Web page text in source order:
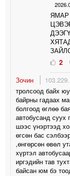
2
Зочин
тролсоод байх
байрны гадаах
болгоод өглөө
автобусанд суух
шээс үнэртээд
өгсөн бас
,өнгөрсөн өвөл
хүртэл
иргэдийн тав
байсан юм бэ